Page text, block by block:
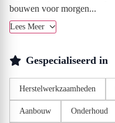
bouwen voor morgen...
Lees Meer
Gespecialiseerd in
Herstelwerkzaamheden
Aanbouw Onderhoud